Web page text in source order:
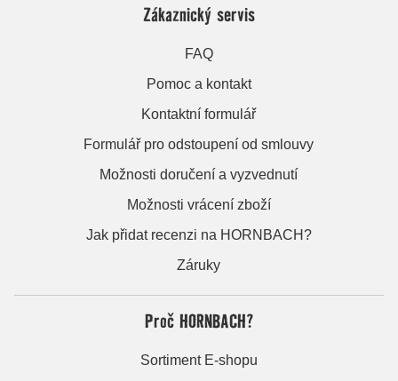
Zákaznický servis
FAQ
Pomoc a kontakt
Kontaktní formulář
Formulář pro odstoupení od smlouvy
Možnosti doručení a vyzvednutí
Možnosti vrácení zboží
Jak přidat recenzi na HORNBACH?
Záruky
Proč HORNBACH?
Sortiment E-shopu